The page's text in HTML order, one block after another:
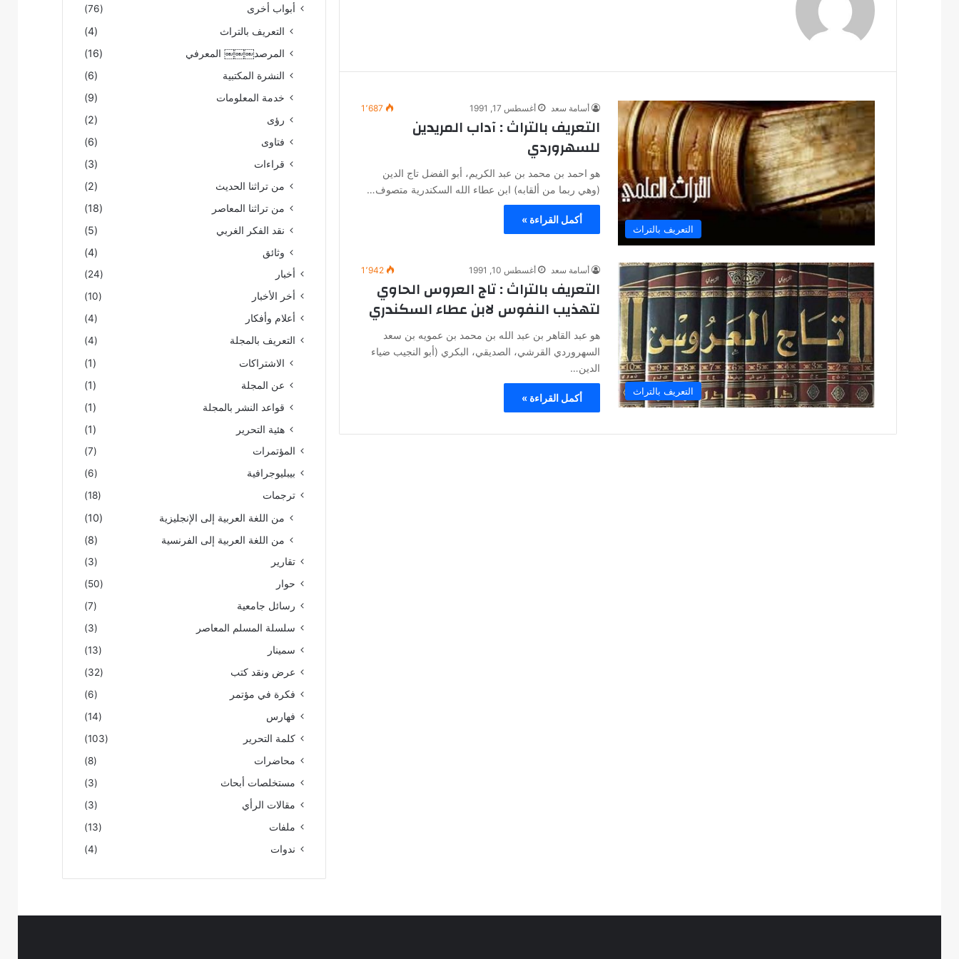
التعريف بالتراث
أسامة سعد أغسطس 17, 1991 1٬687
التعريف بالتراث : آداب المريدين
للسهروردي
هو احمد بن محمد بن عبد الكريم، أبو الفضل تاج الدين
(وهي ربما من ألقابه) ابن عطاء الله السكندرية متصوف…
أكمل القراءة »
التعريف بالتراث
أسامة سعد أغسطس 10, 1991 1٬942
التعريف بالتراث : تاج العروس الحاوي
لتهذيب النفوس لابن عطاء السكندري
هو عبد القاهر بن عبد الله بن محمد بن عمويه بن سعد
السهروردي القرشي، الصديقي، البكري (أبو النجيب ضياء
الدين…
أكمل القراءة »
أبواب أخرى
(76)
التعريف بالتراث
(4)
المرصد￼￼￼ المعرفي
(16)
النشرة المكتبية
(6)
خدمة المعلومات
(9)
رؤى
(2)
فتاوى
(6)
قراءات
(3)
من تراثنا الحديث
(2)
من تراثنا المعاصر
(18)
نقد الفكر الغربي
(5)
وثائق
(4)
أخبار
(24)
أخر الأخبار
(10)
أعلام وأفكار
(4)
التعريف بالمجلة
(4)
الاشتراكات
(1)
عن المجلة
(1)
قواعد النشر بالمجلة
(1)
هئية التحرير
(1)
المؤتمرات
(7)
بيبليوجرافية
(6)
ترجمات
(18)
من اللغة العربية إلى الإنجليزية
(10)
من اللغة العربية إلى الفرنسية
(8)
تقارير
(3)
حوار
(50)
رسائل جامعية
(7)
سلسلة المسلم المعاصر
(3)
سمينار
(13)
عرض ونقد كتب
(32)
فكرة في مؤتمر
(6)
فهارس
(14)
كلمة التحرير
(103)
محاضرات
(8)
مستخلصات أبحاث
(3)
مقالات الرأي
(3)
ملفات
(13)
ندوات
(4)